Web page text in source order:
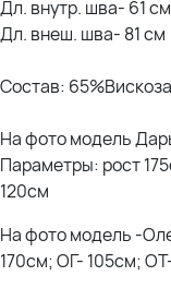
Дл. внутр. шва- 61 см
Дл. внеш. шва- 81 см
Состав:
На фото модель
Параметры: рост
120см
На фото модель -
170см; ОГ- 105см;